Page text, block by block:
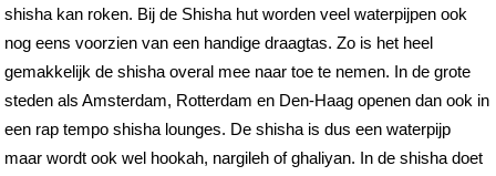
shisha kan roken. Bij de Shisha hut worden veel waterpijpen ook
nog eens voorzien van een handige draagtas. Zo is het heel
gemakkelijk de shisha overal mee naar toe te nemen. In de grote
steden als Amsterdam, Rotterdam en Den-Haag openen dan ook in
een rap tempo shisha lounges. De shisha is dus een waterpijp
maar wordt ook wel hookah, nargileh of ghaliyan. In de shisha doet